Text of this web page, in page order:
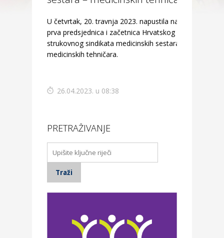
U četvrtak, 20. travnja 2023. napustila nas je
prva predsjednica i začetnica Hrvatskog
strukovnog sindikata medicinskih sestara –
medicinskih tehničara.
26.04.2023. u 08:38
PRETRAŽIVANJE